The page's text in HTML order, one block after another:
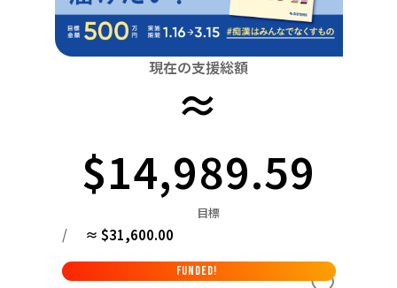
島根 岡山 広島 山口
現在の支援総額
≈
$14,989.59
目標
/ ≈ $31,600.00
FUNDED!